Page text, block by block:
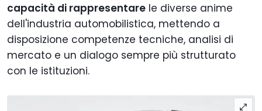
capacità di rappresentare le diverse anime
dell'industria automobilistica, mettendo a
disposizione competenze tecniche, analisi di
mercato e un dialogo sempre più strutturato
con le istituzioni.